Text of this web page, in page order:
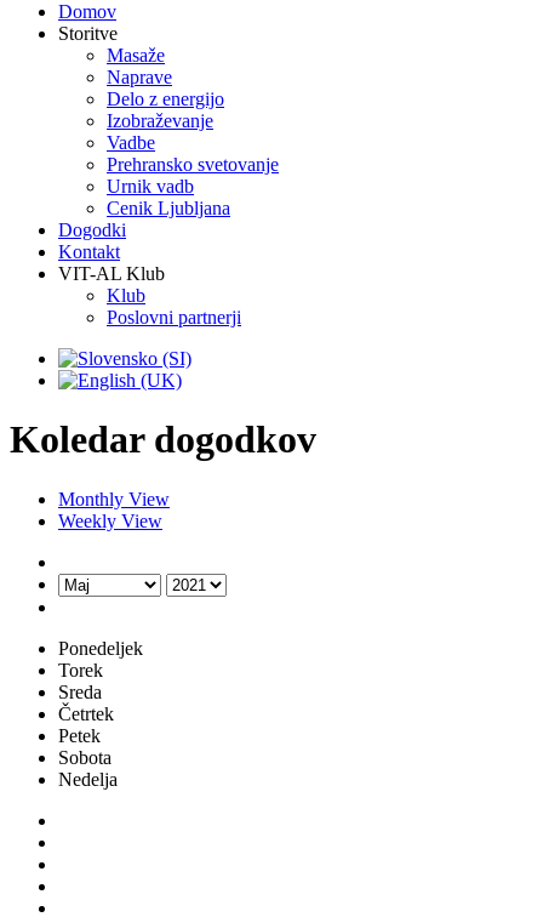
Domov
Storitve
Masaže
Naprave
Delo z energijo
Izobraževanje
Vadbe
Prehransko svetovanje
Urnik vadb
Cenik Ljubljana
Dogodki
Kontakt
VIT-AL Klub
Klub
Poslovni partnerji
Koledar dogodkov
Monthly View
Weekly View
Ponedeljek
Torek
Sreda
Četrtek
Petek
Sobota
Nedelja